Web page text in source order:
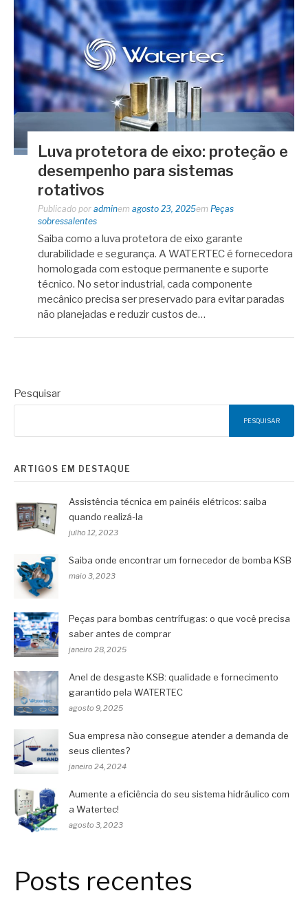
Luva protetora de eixo: proteção e
desempenho para sistemas
rotativos
Publicado por adminem agosto 23, 2025em Peças
sobressalentes
Saiba como a luva protetora de eixo garante
durabilidade e segurança. A WATERTEC é fornecedora
homologada com estoque permanente e suporte
técnico. No setor industrial, cada componente
mecânico precisa ser preservado para evitar paradas
não planejadas e reduzir custos de…
Pesquisar
PESQUISAR
ARTIGOS EM DESTAQUE
Assistência técnica em painéis elétricos: saiba
quando realizá-la
julho 12, 2023
Saiba onde encontrar um fornecedor de bomba KSB
maio 3, 2023
Peças para bombas centrífugas: o que você precisa
saber antes de comprar
janeiro 28, 2025
Anel de desgaste KSB: qualidade e fornecimento
garantido pela WATERTEC
agosto 9, 2025
Sua empresa não consegue atender a demanda de
seus clientes?
janeiro 24, 2024
Aumente a eficiência do seu sistema hidráulico com
a Watertec!
agosto 3, 2023
Posts recentes